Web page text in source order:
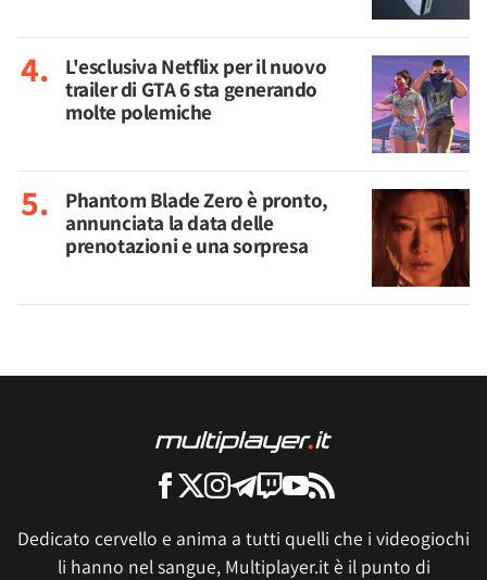
L'esclusiva Netflix per il nuovo
trailer di GTA 6 sta generando
molte polemiche
Phantom Blade Zero è pronto,
annunciata la data delle
prenotazioni e una sorpresa
Dedicato cervello e anima a tutti quelli che i videogiochi
li hanno nel sangue, Multiplayer.it è il punto di